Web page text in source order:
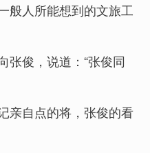
般人所能想到的文旅工
张俊，说道：“张俊同
亲自点的将，张俊的看